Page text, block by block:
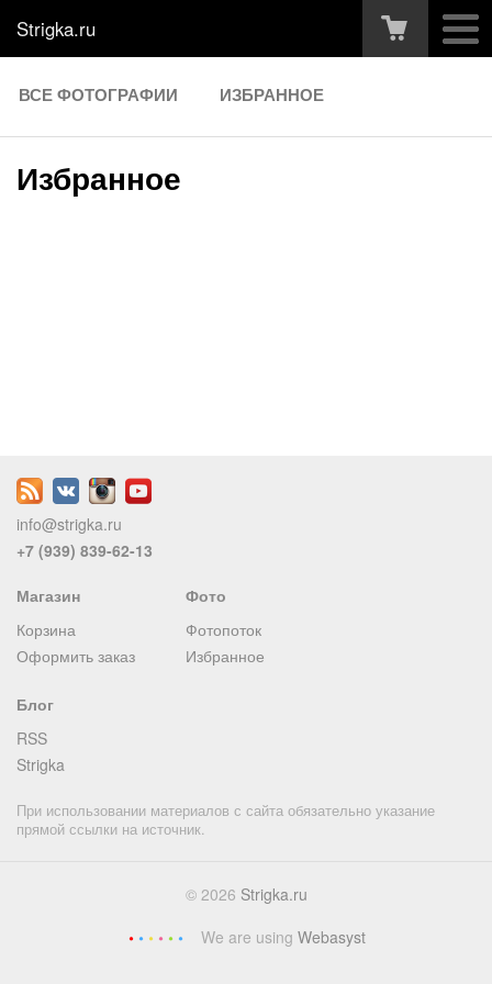
Strigka.ru
ВСЕ ФОТОГРАФИИ ИЗБРАННОЕ
Избранное
info@strigka.ru
+7 (939) 839-62-13
Магазин
Корзина
Оформить заказ
Фото
Фотопоток
Избранное
Блог
RSS
Strigka
При использовании материалов с сайта обязательно указание
прямой ссылки на источник.
© 2026 Strigka.ru
We are using Webasyst